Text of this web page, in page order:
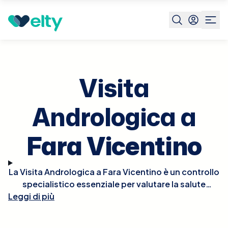
Prenota visita Fara Vicentino
Visita
Andrologica a
Fara Vicentino
La Visita Andrologica a Fara Vicentino è un controllo
specialistico essenziale per valutare la salute
riproduttiva e sessuale maschile. Durante la visita,
Leggi di più